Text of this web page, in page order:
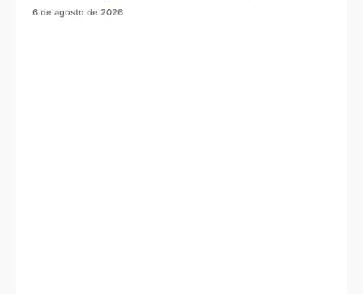
6 de agosto de 2026